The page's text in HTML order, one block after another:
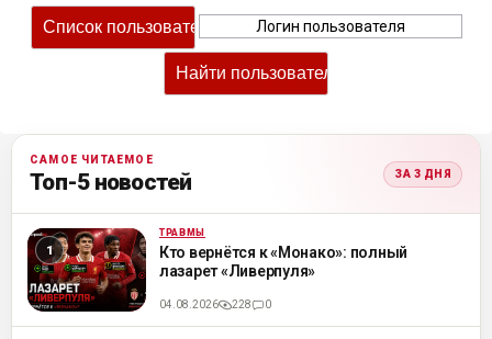
САМОЕ ЧИТАЕМОЕ
Топ-5 новостей ЗА 3 ДНЯ
ML ТРАВМЫ
Кто вернётся к «Монако»: полный
лазарет «Ливерпуля»
04.08.2026 228 0